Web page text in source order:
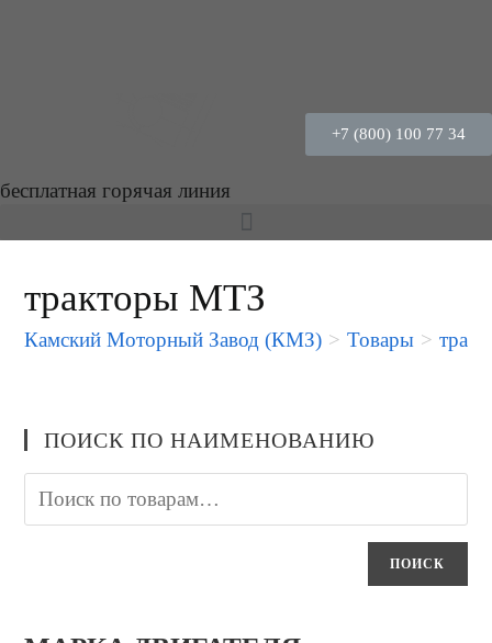
+7 (800) 100 77 34
бесплатная горячая линия
тракторы МТЗ
Камский Моторный Завод (КМЗ) > Товары >
ПОИСК ПО НАИМЕНОВАНИЮ
ПОИСК